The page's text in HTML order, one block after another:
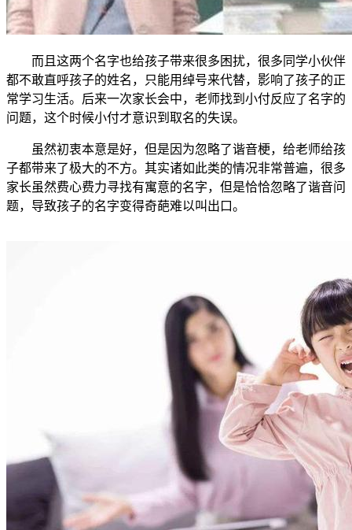
而且这两个名字也给孩子带来很多困扰，很多同学小伙伴
都不敢直呼孩子的姓名，只能用绰号来代替，影响了孩子的正
常学习生活。后来一次家长会中，老师找到小付反应了名字的
问题，这个时候小付才意识到取名的失误。
虽然初衷本意是好，但是因为忽略了谐音梗，给老师给孩
子都带来了极大的不方。其实诸如此类的情况非常普遍，很多
家长虽然费心费力寻找有寓意的名字，但是恰恰忽略了谐音问
题，导致孩子的名字变得奇葩难以叫出口。